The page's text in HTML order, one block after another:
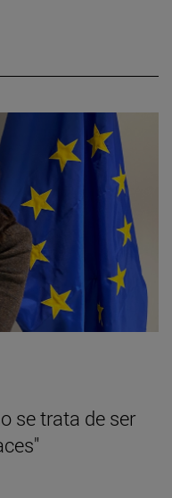
se trata de ser